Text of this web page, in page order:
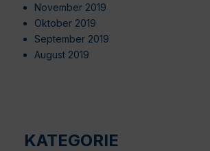
November 2019
Oktober 2019
September 2019
August 2019
KATEGORIE